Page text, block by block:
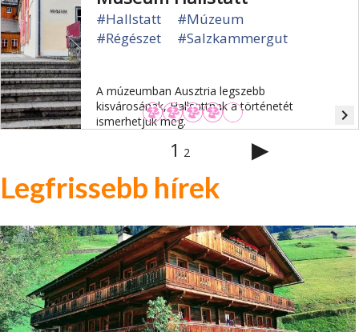
#Hallstatt
#Múzeum
#Régészet
#Salzkammergut
A múzeumban Ausztria legszebb
kisvárosának, Hallsattnak a történetét
ismerhetjük meg.
navigate_next
1 2 ▶
Legfrissebb hírek